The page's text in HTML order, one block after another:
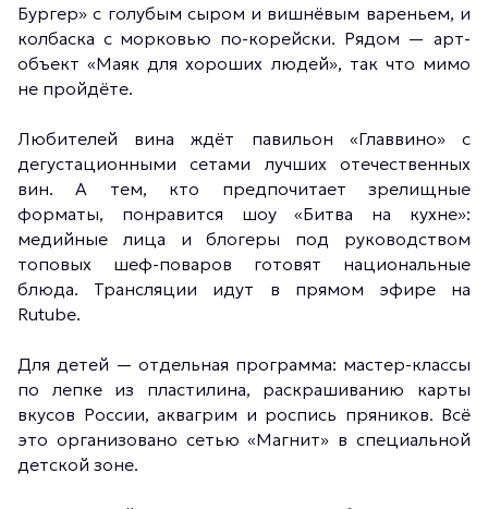
Бургер» с голубым сыром и вишнёвым вареньем, и
колбаска с морковью по-корейски. Рядом — арт-
объект «Маяк для хороших людей», так что мимо
не пройдёте.
Любителей вина ждёт павильон «Главвино» с
дегустационными сетами лучших отечественных
вин. А тем, кто предпочитает зрелищные
форматы, понравится шоу «Битва на кухне»:
медийные лица и блогеры под руководством
топовых шеф-поваров готовят национальные
блюда. Трансляции идут в прямом эфире на
Rutube.
Для детей — отдельная программа: мастер-классы
по лепке из пластилина, раскрашиванию карты
вкусов России, аквагрим и роспись пряников. Всё
это организовано сетью «Магнит» в специальной
детской зоне.